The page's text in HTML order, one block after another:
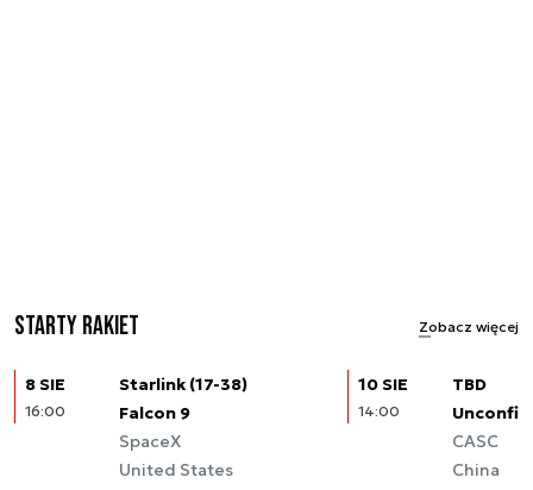
Starty rakiet Zobacz więcej
8 SIE
16:00
Starlink (17-38)
Falcon 9
SpaceX
United States
10 SIE
14:00
TBD
CASC
China